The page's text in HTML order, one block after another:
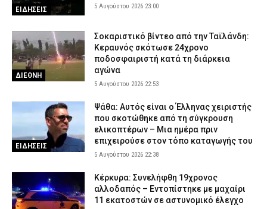
ΕΙΔΗΣΕΙΣ 5 Αυγούστου 2026 23:00
ΔΙΕΘΝΗ
Σοκαριστικό βίντεο από την Ταϊλάνδη:
Κεραυνός σκότωσε 24χρονο
ποδοσφαιριστή κατά τη διάρκεια
αγώνα
5 Αυγούστου 2026 22:53
ΕΙΔΗΣΕΙΣ
Ψάθα: Αυτός είναι ο Έλληνας χειριστής
που σκοτώθηκε από τη σύγκρουση
ελικοπτέρων – Μια ημέρα πριν
επιχειρούσε στον τόπο καταγωγής του
5 Αυγούστου 2026 22:38
Κέρκυρα: Συνελήφθη 19χρονος
αλλοδαπός – Εντοπίστηκε με μαχαίρι
11 εκατοστών σε αστυνομικό έλεγχο